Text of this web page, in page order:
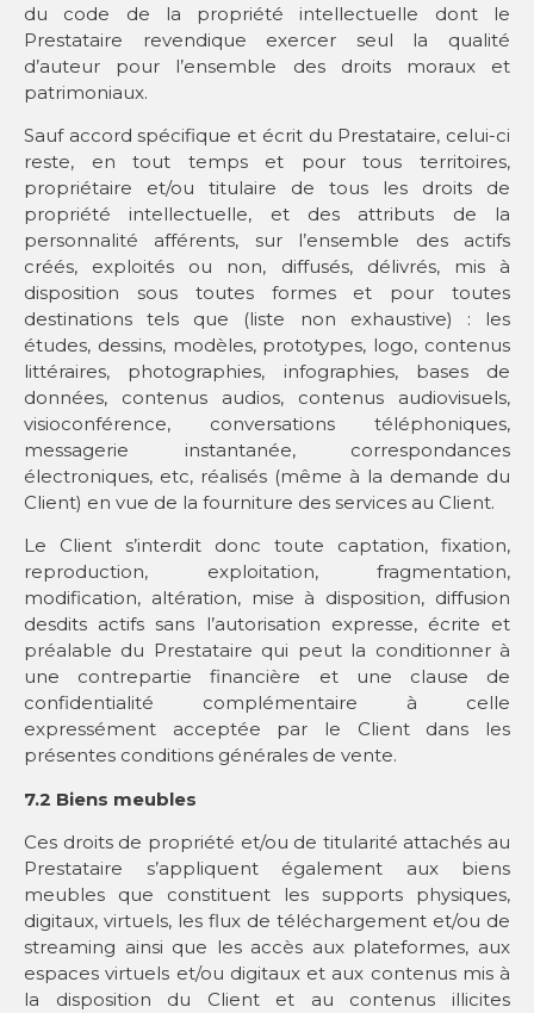
du code de la propriété intellectuelle dont le
Prestataire revendique exercer seul la qualité
d’auteur pour l’ensemble des droits moraux et
patrimoniaux.
Sauf accord spécifique et écrit du Prestataire, celui-ci
reste, en tout temps et pour tous territoires,
propriétaire et/ou titulaire de tous les droits de
propriété intellectuelle, et des attributs de la
personnalité afférents, sur l’ensemble des actifs
créés, exploités ou non, diffusés, délivrés, mis à
disposition sous toutes formes et pour toutes
destinations tels que (liste non exhaustive) : les
études, dessins, modèles, prototypes, logo, contenus
littéraires, photographies, infographies, bases de
données, contenus audios, contenus audiovisuels,
visioconférence, conversations téléphoniques,
messagerie instantanée, correspondances
électroniques, etc, réalisés (même à la demande du
Client) en vue de la fourniture des services au Client.
Le Client s’interdit donc toute captation, fixation,
reproduction, exploitation, fragmentation,
modification, altération, mise à disposition, diffusion
desdits actifs sans l’autorisation expresse, écrite et
préalable du Prestataire qui peut la conditionner à
une contrepartie financière et une clause de
confidentialité complémentaire à celle
expressément acceptée par le Client dans les
présentes conditions générales de vente.
7.2 Biens meubles
Ces droits de propriété et/ou de titularité attachés au
Prestataire s’appliquent également aux biens
meubles que constituent les supports physiques,
digitaux, virtuels, les flux de téléchargement et/ou de
streaming ainsi que les accès aux plateformes, aux
espaces virtuels et/ou digitaux et aux contenus mis à
la disposition du Client et au contenus illicites